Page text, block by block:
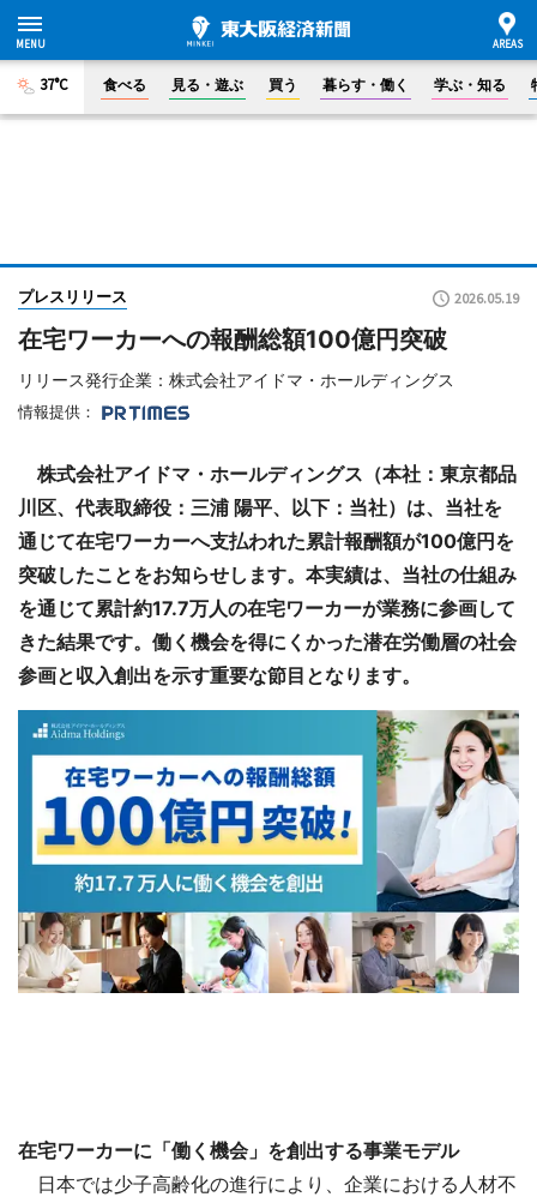
37°C 食べる 見る・遊ぶ 買う 暮らす・働く 学ぶ・知る
プレスリリース 2026.05.19
在宅ワーカーへの報酬総額100億円突破
リリース発行企業：株式会社アイドマ・ホールディングス
情報提供：
株式会社アイドマ・ホールディングス（本社：東京都品
川区、代表取締役：三浦 陽平、以下：当社）は、当社を
通じて在宅ワーカーへ支払われた累計報酬額が100億円を
突破したことをお知らせします。本実績は、当社の仕組み
を通じて累計約17.7万人の在宅ワーカーが業務に参画して
きた結果です。働く機会を得にくかった潜在労働層の社会
参画と収入創出を示す重要な節目となります。
在宅ワーカーに「働く機会」を創出する事業モデル
日本では少子高齢化の進行により、企業における人材不